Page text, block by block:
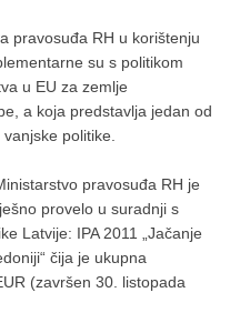
pravosuđa RH u korištenju
su s politikom
u EU za zemlje
a koja predstavlja jedan od
politike.
pravosuđa RH je
provelo u suradnji s
Latvije: IPA 2011 „Jačanje
čija je ukupna
(završen 30. listopada